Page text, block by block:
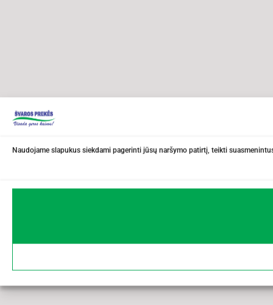
Naudojame slapukus siekdami pagerinti jūsų naršymo patirtį, teikti